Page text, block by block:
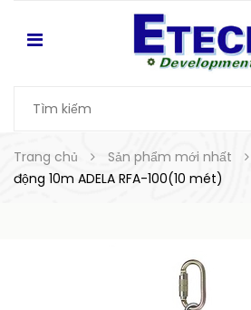
Trang chủ Sản phẩm mới nhất
động 10m ADELA RFA-100(10 mét)